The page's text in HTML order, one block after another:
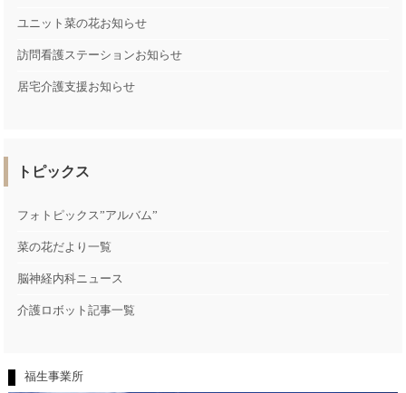
ユニット菜の花お知らせ
訪問看護ステーションお知らせ
居宅介護支援お知らせ
トピックス
フォトピックス”アルバム”
菜の花だより一覧
脳神経内科ニュース
介護ロボット記事一覧
福生事業所